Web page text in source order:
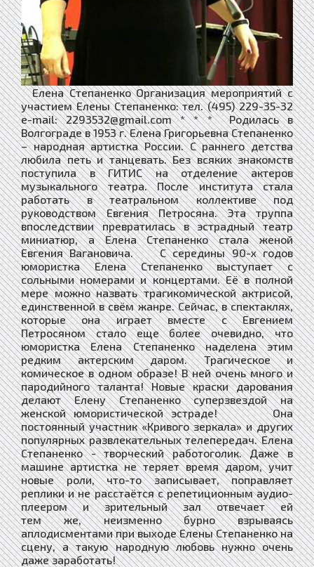
Елена Степаненко Организация мероприятий с
участием Елены Степаненко: тел. (495) 229-35-32
e-mail: 2293532@gmail.com * * * Родилась в
Волгограде в 1953 г. Елена Григорьевна Степаненко
– народная артистка России. С раннего детства
любила петь и танцевать. Без всяких знакомств
поступила в ГИТИС на отделение актеров
музыкального театра. После института стала
работать в театральном коллективе под
руководством Евгения Петросяна. Эта труппа
впоследствии превратилась в эстрадный театр
миниатюр, а Елена Степаненко стала женой
Евгения Вагановича. С середины 90-х годов
юмористка Елена Степаненко выступает с
сольными номерами и концертами. Её в полной
мере можно назвать трагикомической актрисой,
единственной в свём жанре. Сейчас, в спектаклях,
которые она играет вместе с Евгением
Петросяном стало еще более очевидно, что
юмористка Елена Степаненко наделена этим
редким актерским даром. Трагическое и
комическое в одном образе! В ней очень много и
пародийного таланта! Новые краски дарования
делают Елену Степаненко суперзвездой на
женской юмористической эстраде! Она
постоянный участник «Кривого зеркала» и других
популярных развлекательных телепередач. Елена
Степаненко - творческий работоголик. Даже в
машине артистка не теряет время даром, учит
новые роли, что-то записывает, поправляет
реплики и не расстаётся с репетиционным аудио-
плеером и зрительный зал отвечает ей
тем же, неизменно бурно взрываясь
аплодисментами при выходе Елены Степаненко на
сцену, а такую народную любовь нужно очень
даже заработать!